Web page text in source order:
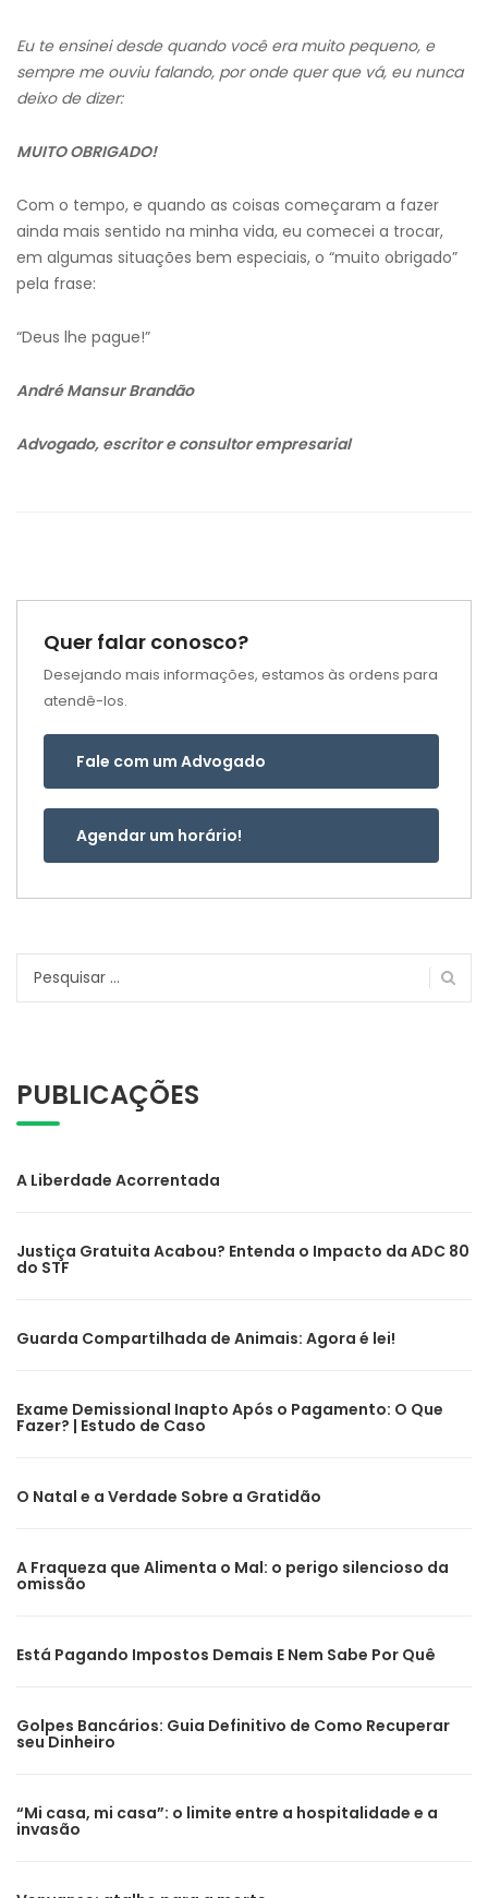
Eu te ensinei desde quando você era muito pequeno, e
sempre me ouviu falando, por onde quer que vá, eu nunca
deixo de dizer:
MUITO OBRIGADO!
Com o tempo, e quando as coisas começaram a fazer
ainda mais sentido na minha vida, eu comecei a trocar,
em algumas situações bem especiais, o “muito obrigado”
pela frase:
“Deus lhe pague!”
André Mansur Brandão
Advogado, escritor e consultor empresarial
Quer falar conosco?
Desejando mais informações, estamos às ordens para
atendê-los.
Fale com um Advogado
Agendar um horário!
Pesquisar
PUBLICAÇÕES
A Liberdade Acorrentada
Justiça Gratuita Acabou? Entenda o Impacto da ADC 80
do STF
Guarda Compartilhada de Animais: Agora é lei!
Exame Demissional Inapto Após o Pagamento: O Que
Fazer? | Estudo de Caso
O Natal e a Verdade Sobre a Gratidão
A Fraqueza que Alimenta o Mal: o perigo silencioso da
omissão
Está Pagando Impostos Demais E Nem Sabe Por Quê
Golpes Bancários: Guia Definitivo de Como Recuperar
seu Dinheiro
“Mi casa, mi casa”: o limite entre a hospitalidade e a
invasão